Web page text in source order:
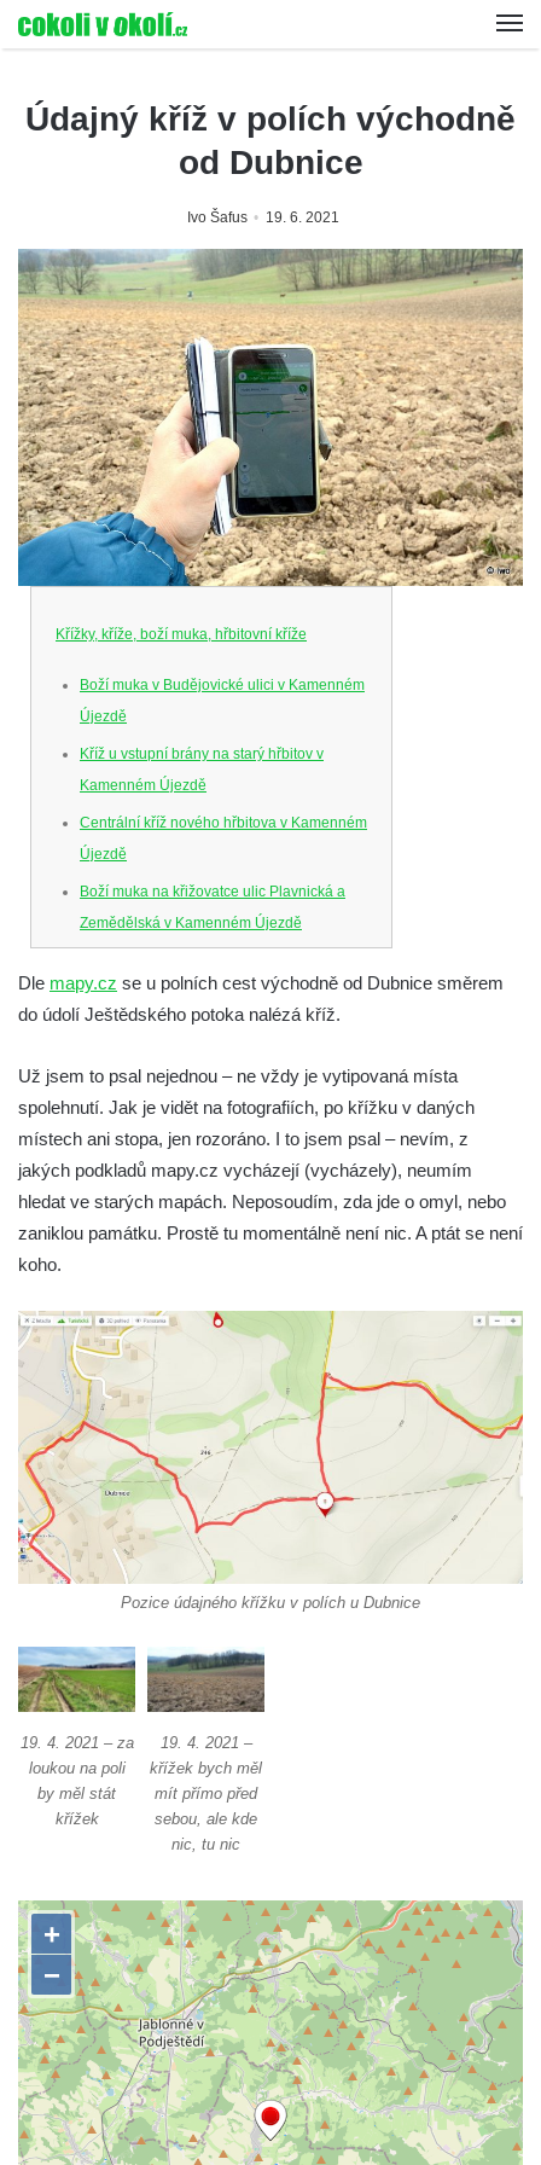
Údajný kříž v polích východně
od Dubnice
Ivo Šafus 19. 6. 2021
Křížky, kříže, boží muka, hřbitovní kříže
Boží muka v Budějovické ulici v Kamenném
Újezdě
Kříž u vstupní brány na starý hřbitov v
Kamenném Újezdě
Centrální kříž nového hřbitova v Kamenném
Újezdě
Boží muka na křižovatce ulic Plavnická a
Zemědělská v Kamenném Újezdě
v Kamenném Újezdě
Kříž na křižovatce ulic 5. května a Dělnická
Kříž v Dělnické ulici v Kamenném Újezdě
Boží muka na křižovatce ulic Latrán a K
Malší ve Velešíně
Centrální kříž hřbitova ve Velešíně
Kříž u kostela svatého Václava ve Velešíně
Kříž na zahradě domu čp. 127 v Římově
Kříž u fary v Římově
Kříž u lípy Jana Gurreho v Římově
Boží muka u hřbitova v Římově
Centrální kříž hřbitova v Římově
Kříž na návsi v Dolním Třeboníně
Kříž poblíž domu čp. 169 v Plavu
Kříž na návsi v Plavu
Boží muka v Plavu
Kříž u Obrázku severovýchodně od
Práchně
Podluží
Görnerův kříž u silnice č. 264 v Dolním
Podluží
Údajný kříž u domu čp. 283 ve Chřibské
Kříž jižně od Bukolu
Kříž na návsi v Bukolu
Centrální kříž hřbitova v Hrobčicích
Kříž u silnice z Chouče do Mirošovic
Centrální kříž hřbitova v Chouči
Kříž na rozcestí v Záluží
Kříž v ulici V Zátiší v Dobříni
Dle mapy.cz se u polních cest východně od Dubnice směrem
do údolí Ještědského potoka nalézá kříž.
Už jsem to psal nejednou – ne vždy je vytipovaná místa
spolehnutí. Jak je vidět na fotografiích, po křížku v daných
místech ani stopa, jen rozoráno. I to jsem psal – nevím, z
jakých podkladů mapy.cz vycházejí (vycházely), neumím
hledat ve starých mapách. Neposoudím, zda jde o omyl, nebo
zaniklou památku. Prostě tu momentálně není nic. A ptát se není
koho.
Pozice údajného křížku v polích u Dubnice
19. 4. 2021 – za
loukou na poli
by měl stát
křížek
19. 4. 2021 –
křížek bych měl
mít přímo před
sebou, ale kde
nic, tu nic